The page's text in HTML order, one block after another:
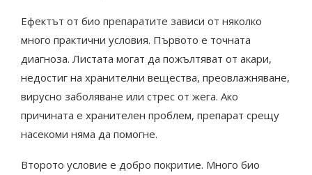
Ефектът от био препаратите зависи от няколко
много практични условия. Първото е точната
диагноза. Листата могат да пожълтяват от акари,
недостиг на хранителни вещества, преовлажняване,
вирусно заболяване или стрес от жега. Ако
причината е хранителен проблем, препарат срещу
насекоми няма да помогне.
Второто условие е добро покритие. Много био